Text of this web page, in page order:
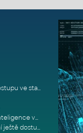
Bluebeam v propojeném pracovním postupu ve stavebnictví: Proč je int
Tři překážky rozšiřování využití umělé inteligence ve stavebním prům
Autodesk Flex (platba za použití) je nyní ještě dostupnější